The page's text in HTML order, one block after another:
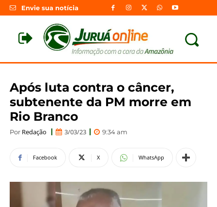
Envie sua notícia
Após luta contra o câncer,
subtenente da PM morre em
Rio Branco
Por Redação 3/03/23 9:34 am
Facebook X WhatsApp